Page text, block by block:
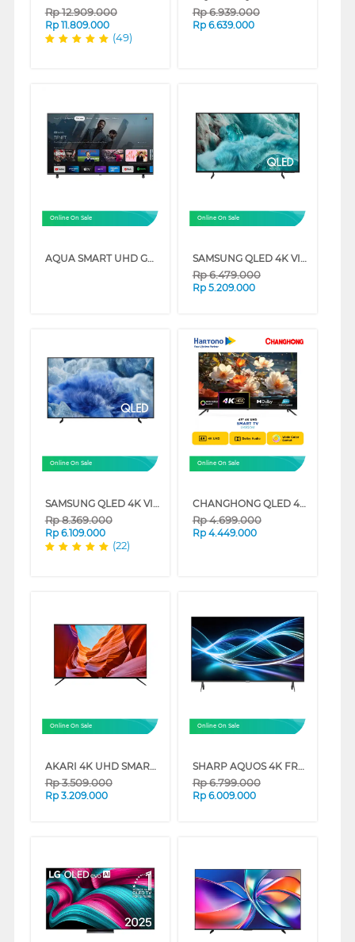
Rp12.909.000
Rp 11.809.000
(49)
Rp6.939.000
Rp 6.639.000
Online On Sale
AQUA SMART UHD GOOGLE TV K85FUX SERIES
Online On Sale
SAMSUNG QLED 4K VISION AI SMART TV Q7FAAKXXD SERIES
Rp6.479.000
Rp 5.209.000
Online On Sale
SAMSUNG QLED 4K VISION AI SMART TV Q8FAAKXXD SERIES
Rp8.369.000
Rp 6.109.000
(22)
Online On Sale
CHANGHONG QLED 4K UHD GOOGLE SMART TV QCN1 SERIES
Rp4.699.000
Rp 4.449.000
Online On Sale
AKARI 4K UHD SMART TV AT-56W SERIES
Rp3.509.000
Rp 3.209.000
Online On Sale
SHARP AQUOS 4K FRAMELESS GOOGLE TV 4T-HJ6000I SERIES
Rp6.799.000
Rp 6.009.000